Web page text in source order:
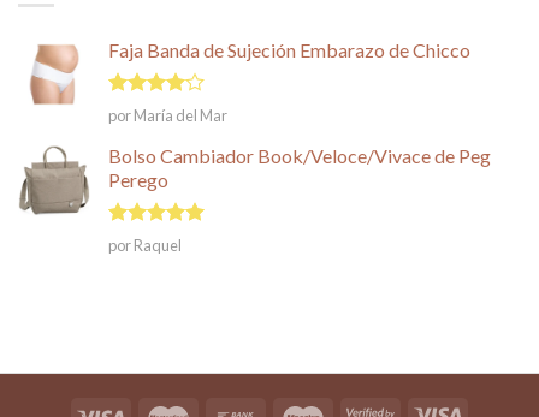
Faja Banda de Sujeción Embarazo de Chicco
Valorado
en
5
por María del Mar
Bolso Cambiador Book/Veloce/Vivace de Peg
Perego
Valorado en
5
de 5
por Raquel